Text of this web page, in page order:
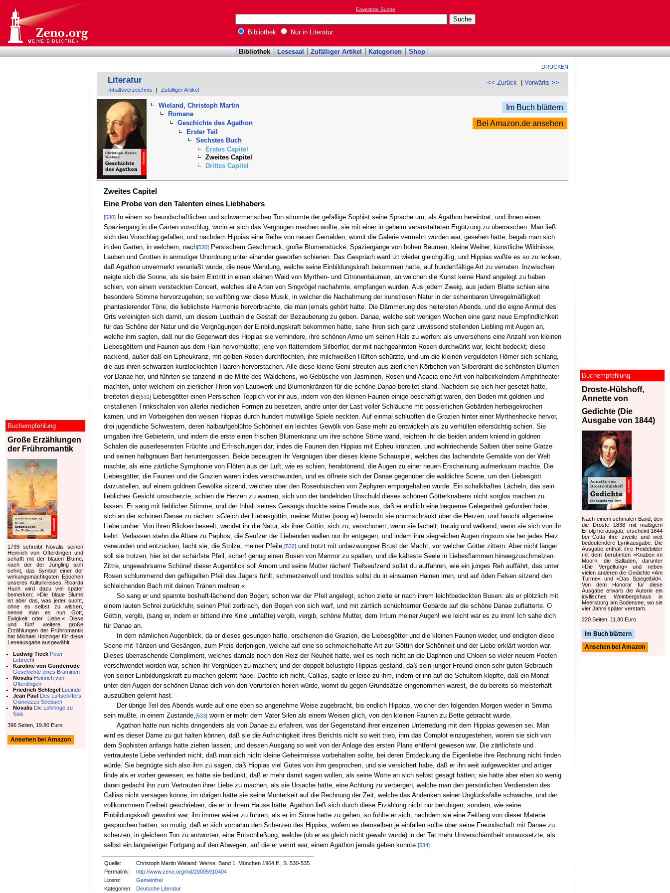
Erweiterte Suche
Bibliothek Nur in Literatur
Bibliothek Lesesaal Zufälliger Artikel Kategorien Shop
DRUCKEN
<< Zurück |Vorwärts >>
Literatur
Inhaltsverzeichnis Zufälliger Artikel
Wieland, Christoph Martin
Romane
Geschichte des Agathon
Erster Teil
Sechstes Buch
Erstes Capitel
Zweites Capitel
Drittes Capitel
Im Buch blättern
Bei Amazon.de ansehen
Zweites Capitel
Eine Probe von den Talenten eines Liebhabers
[530]In einem so freundschaftlichen und schwärmerischen Ton stimmte der gefällige Sophist seine Sprache um, als Agathon hereintrat, und ihnen einen
Spaziergang in die Gärten vorschlug, worin er sich das Vergnügen machen wollte, sie mit einer in geheim veranstalteten Ergötzung zu überraschen. Man ließ
sich den Vorschlag gefallen, und nachdem Hippias eine Reihe von neuen Gemälden, womit die Galerie vermehrt worden war, gesehen hatte, begab man sich
in den Garten, in welchem, nach[530]Persischem Geschmack, große Blumenstücke, Spaziergänge von hohen Bäumen, kleine Weiher, künstliche Wildnisse,
Lauben und Grotten in anmutiger Unordnung unter einander geworfen schienen. Das Gespräch ward izt wieder gleichgültig, und Hippias wußte es so zu lenken,
daß Agathon unvermerkt veranlaßt wurde, die neue Wendung, welche seine Einbildungskraft bekommen hatte, auf hundertfältige Art zu verraten. Inzwischen
neigte sich die Sonne, als sie beim Eintritt in einen kleinen Wald von Myrthen- und Citronenbäumen, an welchen die Kunst keine Hand angelegt zu haben
schien, von einem versteckten Concert, welches alle Arten von Singvögel nachahmte, empfangen wurden. Aus jedem Zweig, aus jedem Blatte schien eine
besondere Stimme hervorzugehen; so volltönig war diese Musik, in welcher die Nachahmung der kunstlosen Natur in der scheinbaren Unregelmäßigkeit
phantasierender Töne, die lieblichste Harmonie hervorbrachte, die man jemals gehört hatte. Die Dämmerung des heitersten Abends, und die eigne Anmut des
Orts vereinigten sich damit, um diesem Lusthain die Gestalt der Bezauberung zu geben. Danae, welche seit wenigen Wochen eine ganz neue Empfindlichkeit
für das Schöne der Natur und die Vergnügungen der Einbildungskraft bekommen hatte, sahe ihren sich ganz unwissend stellenden Liebling mit Augen an,
welche ihm sagten, daß nur die Gegenwart des Hippias sie verhindere, ihre schönen Arme um seinen Hals zu werfen: als unversehens eine Anzahl von kleinen
Liebesgöttern und Faunen aus dem Hain hervorhüpfte; jene von flatterndem Silberflor, der mit nachgeahmten Rosen durchwürkt war, leicht bedeckt; diese
nackend, außer daß ein Epheukranz, mit gelben Rosen durchflochten, ihre milchweißen Hüften schürzte, und um die kleinen verguldeten Hörner sich schlang,
die aus ihren schwarzen kurzlockichten Haaren hervorstachen. Alle diese kleine Genii streuten aus zierlichen Körbchen von Silberdraht die schönsten Blumen
vor Danae her, und führten sie tanzend in die Mitte des Wäldchens, wo Gebüsche von Jasminen, Rosen und Acacia eine Art von halbcirkelndem Amphitheater
machten, unter welchem ein zierlicher Thron von Laubwerk und Blumenkränzen für die schöne Danae bereitet stand. Nachdem sie sich hier gesetzt hatte,
breiteten die[531]Liebesgötter einen Persischen Teppich vor ihr aus, indem von den kleinen Faunen einige beschäftigt waren, den Boden mit goldnen und
cristallenen Trinkschalen von allerlei niedlichen Formen zu besetzen, andre unter der Last voller Schläuche mit possierlichen Gebärden herbeigekrochen
kamen, und im Vorbeigehen den weisen Hippias durch hundert mutwillige Spiele neckten. Auf einmal schlupften die Grazien hinter einer Myrthenhecke hervor,
drei jugendliche Schwestern, deren halbaufgeblühte Schönheit ein leichtes Gewölk von Gase mehr zu entwickeln als zu verhüllen eifersüchtig schien. Sie
umgaben ihre Gebieterin, und indem die erste einen frischen Blumenkranz um ihre schöne Stirne wand, reichten ihr die beiden andern kniend in goldnen
Schalen die auserlesensten Früchte und Erfrischungen dar; indes die Faunen den Hippias mit Epheu kränzten, und wohlriechende Salben über seine Glatze
und seinen halbgrauen Bart heruntergossen. Beide bezeugten ihr Vergnügen über dieses kleine Schauspiel, welches das lachendste Gemälde von der Welt
machte; als eine zärtliche Symphonie von Flöten aus der Luft, wie es schien, herabtönend, die Augen zu einer neuen Erscheinung aufmerksam machte. Die
Liebesgötter, die Faunen und die Grazien waren indes verschwunden, und es öffnete sich der Danae gegenüber die waldichte Scene, um den Liebesgott
darzustellen, auf einem goldnen Gewölke sitzend, welches über den Rosenbüschen von Zephyren emporgehalten wurde. Ein schalkhaftes Lächeln, das sein
liebliches Gesicht umscherzte, schien die Herzen zu warnen, sich von der tändelnden Unschuld dieses schönen Götterknabens nicht sorglos machen zu
lassen. Er sang mit lieblicher Stimme, und der Inhalt seines Gesangs drückte seine Freude aus, daß er endlich eine bequeme Gelegenheit gefunden habe,
sich an der schönen Danae zu rächen. »Gleich der Liebesgöttin, meiner Mutter (sang er) herrscht sie unumschränkt über die Herzen, und haucht allgemeine
Liebe umher: Von ihren Blicken beseelt, wendet ihr die Natur, als ihrer Göttin, sich zu; verschönert, wenn sie lächelt, traurig und welkend, wenn sie sich von ihr
kehrt: Verlassen stehn die Altäre zu Paphos, die Seufzer der Liebenden wallen nur ihr entgegen; und indem ihre siegreichen Augen ringsum sie her jedes Herz
verwunden und entzücken, lacht sie, die Stolze, meiner Pfeile, [532]und trotzt mit unbezwungner Brust der Macht, vor welcher Götter zittern: Aber nicht länger
soll sie trotzen; hier ist der schärfste Pfeil, scharf genug einen Busen von Marmor zu spalten, und die kälteste Seele in Liebesflammen hinwegzuschmelzen.
Zittre, ungewahrsame Schöne! dieser Augenblick soll Amorn und seine Mutter rächen! Tiefseufzend sollst du auffahren, wie ein junges Reh auffährt, das unter
Rosen schlummernd den geflügelten Pfeil des Jägers fühlt; schmerzenvoll und trostlos sollst du in einsamen Hainen irren, und auf öden Felsen sitzend den
schleichenden Bach mit deinen Tränen mehren.«
So sang er und spannte boshaft-lächelnd den Bogen; schon war der Pfeil angelegt, schon zielte er nach ihrem leichtbedeckten Busen: als er plötzlich mit
einem lauten Schrei zurückfuhr, seinen Pfeil zerbrach, den Bogen von sich warf, und mit zärtlich schüchterner Gebärde auf die schöne Danae zuflatterte. O
Göttin, vergib, (sang er, indem er bittend ihre Knie umfaßte) vergib, vergib, schöne Mutter, dem Irrtum meiner Augen! wie leicht war es zu irren! Ich sahe dich
für Danae an.
In dem nämlichen Augenblick, da er dieses gesungen hatte, erschienen die Grazien, die Liebesgötter und die kleinen Faunen wieder, und endigten diese
Scene mit Tänzen und Gesängen, zum Preis derjenigen, welche auf eine so schmeichelhafte Art zur Göttin der Schönheit und der Liebe erklärt worden war.
Dieses überraschende Compliment, welches damals noch den Reiz der Neuheit hatte, weil es noch nicht an die Daphnen und Chloen so vieler neuern Poeten
verschwendet worden war, schien ihr Vergnügen zu machen; und der doppelt belustigte Hippias gestand, daß sein junger Freund einen sehr guten Gebrauch
von seiner Einbildungskraft zu machen gelernt habe. Dachte ich nicht, Callias, sagte er leise zu ihm, indem er ihn auf die Schultern klopfte, daß ein Monat
unter den Augen der schönen Danae dich von den Vorurteilen heilen würde, womit du gegen Grundsätze eingenommen warest, die du bereits so meisterhaft
auszuüben gelernt hast.
Der übrige Teil des Abends wurde auf eine eben so angenehme Weise zugebracht, bis endlich Hippias, welcher den folgenden Morgen wieder in Smirna
sein mußte, in einem Zustande, [533]worin er mehr dem Vater Silen als einem Weisen glich, von den kleinen Faunen zu Bette gebracht wurde.
Agathon hatte nun nichts dringenders als von Danae zu erfahren, was der Gegenstand ihrer einzelnen Unterredung mit dem Hippias gewesen sei. Man
wird es dieser Dame zu gut halten können, daß sie die Aufrichtigkeit ihres Berichts nicht so weit trieb, ihm das Complot einzugestehen, worein sie sich von
dem Sophisten anfangs hatte ziehen lassen; und dessen Ausgang so weit von der Anlage des ersten Plans entfernt gewesen war. Die zärtlichste und
vertrauteste Liebe verhindert nicht, daß man sich nicht kleine Geheimnisse vorbehalten sollte, bei deren Entdeckung die Eigenliebe ihre Rechnung nicht finden
würde. Sie begnügte sich also ihm zu sagen, daß Hippias viel Gutes von ihm gesprochen, und sie versichert habe, daß er ihn weit aufgeweckter und artiger
finde als er vorher gewesen, es hätte sie bedünkt, daß er mehr damit sagen wollen, als seine Worte an sich selbst gesagt hätten; sie hätte aber eben so wenig
daran gedacht ihn zum Vertrauten ihrer Liebe zu machen, als sie Ursache hätte, eine Achtung zu verbergen, welche man den persönlichen Verdiensten des
Callias nicht versagen könne, im übrigen hätte sie seine Munterkeit auf die Rechnung der Zeit, welche das Andenken seiner Unglücksfälle schwäche, und der
vollkommnern Freiheit geschrieben, die er in ihrem Hause hätte. Agathon ließ sich durch diese Erzählung nicht nur beruhigen; sondern, wie seine
Einbildungskraft gewohnt war, ihn immer weiter zu führen, als er im Sinne hatte zu gehen, so fühlte er sich, nachdem sie eine Zeitlang von dieser Materie
gesprochen hatten, so mutig, daß er sich vornahm den Scherzen des Hippias, wofern es demselben je einfallen sollte über seine Freundschaft mit Danae zu
scherzen, in gleichem Ton zu antworten; eine Entschließung, welche (ob er es gleich nicht gewahr wurde) in der Tat mehr Unverschämtheit voraussetzte, als
selbst ein langwieriger Fortgang auf den Abwegen, auf die er verirrt war, einem Agathon jemals geben konnte. [534]
Quelle:
Christoph Martin Wieland: Werke. Band 1, München 1964 ff., S. 530-535.
Permalink:
http://www.zeno.org/nid/20005910404
Lizenz:
Gemeinfrei
Kategorien:
Deutsche Literatur
Buchempfehlung
Droste-Hülshoff,
Annette von
Gedichte (Die
Ausgabe von 1844)
Nach einem schmalen Band, den
die Droste 1838 mit mäßigem
Erfolg herausgab, erscheint 1844
bei Cotta ihre zweite und weit
bedeutendere Lyrikausgabe. Die
Ausgabe enthält ihre Heidebilder
mit dem berühmten »Knaben im
Moor«, die Balladen, darunter
»Die Vergeltung« und neben
vielen anderen die Gedichte »Am
Turme« und »Das Spiegelbild«.
Von dem Honorar für diese
Ausgabe erwarb die Autorin ein
idyllisches Weinbergshaus in
Meersburg am Bodensee, wo sie
vier Jahre später verstarb.
220 Seiten, 11.80 Euro
Im Buch blättern
Ansehen bei Amazon
Buchempfehlung
Große Erzählungen
der Frühromantik
1799 schreibt Novalis seinen
Heinrich von Ofterdingen und
schafft mit der blauen Blume,
nach der der Jüngling sich
sehnt, das Symbol einer der
wirkungsmächtigsten Epochen
unseres Kulturkreises. Ricarda
Huch wird dazu viel später
bemerken: »Die blaue Blume
ist aber das, was jeder sucht,
ohne es selbst zu wissen,
nenne man es nun Gott,
Ewigkeit oder Liebe.« Diese
und fünf weitere große
Erzählungen der Frühromantik
hat Michael Holzinger für diese
Leseausgabe ausgewählt.
Ludwig Tieck Peter
Lebrecht
Karoline von Günderrode
Geschichte eines Braminen
Novalis Heinrich von
Ofterdingen
Friedrich Schlegel Lucinde
Jean Paul Des Luftschiffers
Giannozzo Seebuch
Novalis Die Lehrlinge zu
Sais
396 Seiten, 19.80 Euro
Ansehen bei Amazon